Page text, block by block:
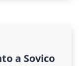
a Sovico